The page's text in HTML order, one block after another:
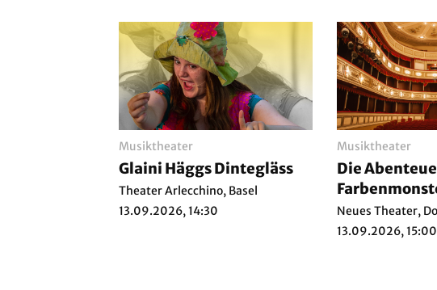
Musiktheater
Glaini Häggs Dintegläss
Theater Arlecchino, Basel
13.09.2026, 14:30
Musiktheater
Die
Neues Theater,
13.09.2026, 15:00